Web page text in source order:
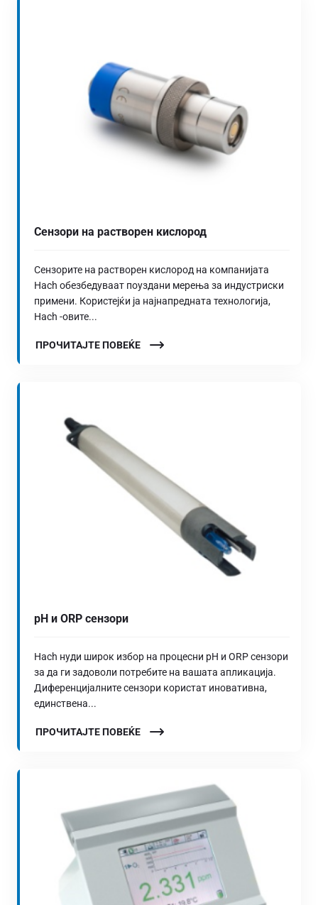
Сензори на растворен кислород
Сензорите на растворен кислород на компанијата
Hach обезбедуваат поуздани мерења за индустриски
примени. Користејќи ја најнапредната технологија,
Hach -овите...
ПРОЧИТАЈТЕ ПОВЕЌЕ
pH и ORP сензори
Hach нуди широк избор на процесни pH и ORP сензори
за да ги задоволи потребите на вашата апликација.
Диференцијалните сензори користат иновативна,
единствена...
ПРОЧИТАЈТЕ ПОВЕЌЕ